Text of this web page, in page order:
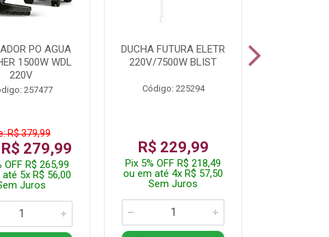
PO AGUA
1500W WDL
220V
257477
R$ 379,99
279,99
OFF R$ 265,99
5x R$ 56,00
Juros
DUCHA FUTURA ELETR
220V/7500W BLIST
Código: 225294
R$ 229,99
Pix 5% OFF R$ 218,49
ou em até 4x R$ 57,50
Sem Juros